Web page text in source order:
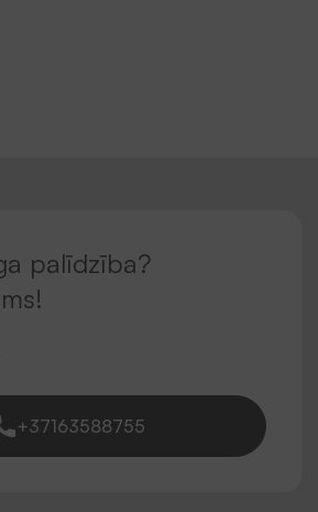
palīdzība?
+37163588755